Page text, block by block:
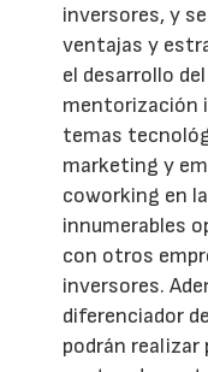
inversores, y
ventajas y
el desarrollo
mentorización
temas
marketing y
coworking en
innumerables
con otros
inversores.
diferenciador
podrán realizar